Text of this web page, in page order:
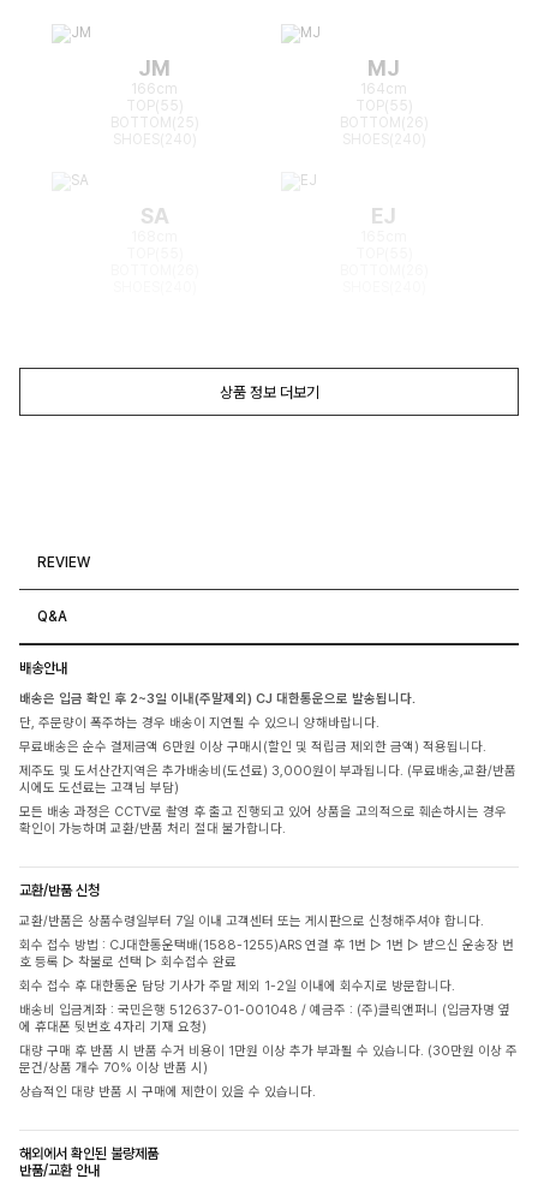
JM
166cm
TOP(55)
BOTTOM(25)
MJ
164cm
TOP(55)
BOTTOM(26)
SA EJ
상품 정보 더보기
REVIEW
Q&A
배송안내
배송은 입금 확인 후 2~3일 이내(주말제외) CJ 대한통운으로 발송됩니다.
단, 주문량이 폭주하는 경우 배송이 지연될 수 있으니 양해바랍니다.
무료배송은 순수 결제금액 6만원 이상 구매시(할인 및 적립금 제외한 금액) 적용됩니다.
제주도 및 도서산간지역은 추가배송비(도선료) 3,000원이 부과됩니다. (무료배송,교환/반품
시에도 도선료는 고객님 부담)
모든 배송 과정은 CCTV로 촬영 후 출고 진행되고 있어 상품을 고의적으로 훼손하시는 경우
확인이 가능하며 교환/반품 처리 절대 불가합니다.
교환/반품 신청
교환/반품은 상품수령일부터 7일 이내 고객센터 또는 게시판으로 신청해주셔야 합니다.
회수 접수 방법 : CJ대한통운택배(1588-1255)ARS 연결 후 1번 ▷ 1번 ▷ 받으신 운송장 번
호 등록 ▷ 착불로 선택 ▷ 회수접수 완료
회수 접수 후 대한통운 담당 기사가 주말 제외 1-2일 이내에 회수지로 방문합니다.
배송비 입금계좌 : 국민은행 512637-01-001048 / 예금주 : (주)클릭앤퍼니 (입금자명 옆
에 휴대폰 뒷번호 4자리 기재 요청)
대량 구매 후 반품 시 반품 수거 비용이 1만원 이상 추가 부과될 수 있습니다. (30만원 이상 주
문건/상품 개수 70% 이상 반품 시)
상습적인 대량 반품 시 구매에 제한이 있을 수 있습니다.
해외에서 확인된 불량제품
반품/교환 안내